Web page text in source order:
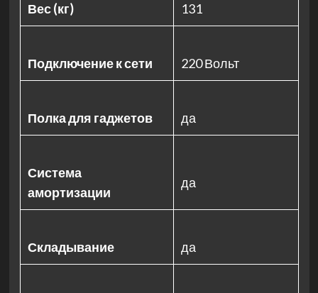
Вес (кг) 131
Подключение к сети 220 Вольт
Полка для гаджетов да
Система
амортизации
да
Складывание да